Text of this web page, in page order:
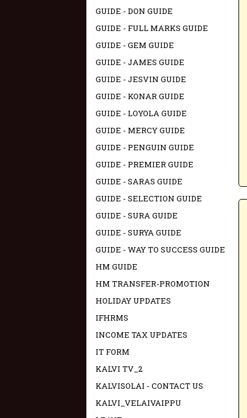
GUIDE - DON GUIDE
GUIDE - FULL MARKS GUIDE
GUIDE - GEM GUIDE
GUIDE - JAMES GUIDE
GUIDE - JESVIN GUIDE
GUIDE - KONAR GUIDE
GUIDE - LOYOLA GUIDE
GUIDE - MERCY GUIDE
GUIDE - PENGUIN GUIDE
GUIDE - PREMIER GUIDE
GUIDE - SARAS GUIDE
GUIDE - SELECTION GUIDE
GUIDE - SURA GUIDE
GUIDE - SURYA GUIDE
GUIDE - WAY TO SUCCESS GUIDE
HM GUIDE
HM TRANSFER-PROMOTION
HOLIDAY UPDATES
IFHRMS
INCOME TAX UPDATES
IT FORM
KALVI TV_2
KALVISOLAI - CONTACT US
KALVI_VELAIVAIPPU